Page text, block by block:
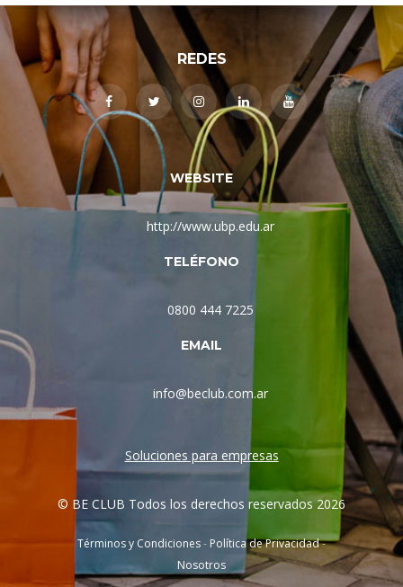
REDES
WEBSITE
http://www.ubp.edu.ar
TELÉFONO
0800 444 7225
EMAIL
info@beclub.com.ar
Soluciones para empresas
© BE CLUB Todos los derechos reservados 2026
Términos y Condiciones- Política de Privacidad-
Nosotros